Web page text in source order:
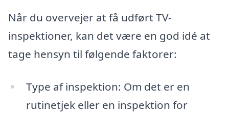
Når du overvejer at få udført TV-
inspektioner, kan det være en god idé at
tage hensyn til følgende faktorer:
Type af inspektion: Om det er en
rutinetjek eller en inspektion for